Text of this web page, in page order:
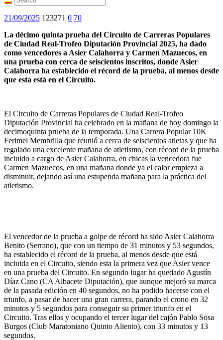
21/09/2025 123271 0 70
La décimo quinta prueba del Circuito de Carreras Populares
de Ciudad Real-Trofeo Diputación Provincial 2025, ha dado
como vencedores a Asier Calahorra y Carmen Mazuecos, en
una prueba con cerca de seiscientos inscritos, donde Asier
Calahorra ha establecido el récord de la prueba, al menos desde
que esta está en el Circuito.
El Circuito de Carreras Populares de Ciudad Real-Trofeo
Diputación Provincial ha celebrado en la mañana de hoy domingo la
decimoquinta prueba de la temporada. Una Carrera Popular 10K
Ferimel Membrilla que reunió a cerca de seiscientos atletas y que ha
regalado una excelente mañana de atletismo, con récord de la prueba
incluido a cargo de Asier Calahorra, en chicas la vencedora fue
Carmen Mazuecos, en una mañana donde ya el calor empieza a
disminuir, dejando así una estupenda mañana para la práctica del
atletismo.
El vencedor de la prueba a golpe de récord ha sido Asier Calahorra
Benito (Serrano), que con un tiempo de 31 minutos y 53 segundos,
ha establecido el récord de la prueba, al menos desde que está
incluida en el Circuito, siendo esta la primera vez que Asier vence
en una prueba del Circuito. En segundo lugar ha quedado Agustín
Díaz Cano (CA Albacete Diputación), que aunque mejoró su marca
de la pasada edición en 40 segundos, no ha podido hacerse con el
triunfo, a pasar de hacer una gran carrera, parando el crono en 32
minutos y 5 segundos para conseguir su primer triunfo en el
Circuito. Tras ellos y ocupando el tercer lugar del cajón Pablo Sosa
Burgos (Club Maratoniano Quinto Aliento), con 33 minutos y 13
segundos.